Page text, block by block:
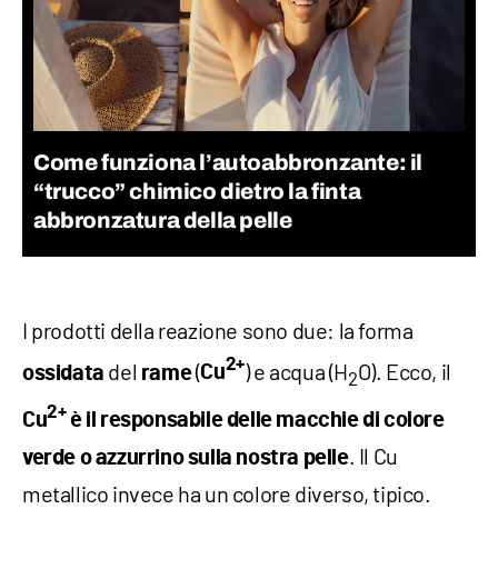
Come funziona l’autoabbronzante: il
“trucco” chimico dietro la finta
abbronzatura della pelle
I prodotti della reazione sono due: la forma
ossidata del rame(Cu2+) e acqua (H2O). Ecco, il
Cu2+è il responsabile delle macchie di colore
verde o azzurrino sulla nostra pelle. Il Cu
metallico invece ha un colore diverso, tipico.